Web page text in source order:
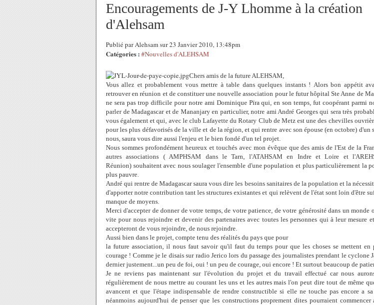
Encouragements de J-Y Lhomme à la création
d'Alehsam
Publié par Alehsam sur 23 Janvier 2010, 13:48pm
Catégories : #Nouvelles d'ALEHSAM
Chers amis de la future ALEHSAM,
Vous allez et probablement vous mettre à table dans quelques instants ! Alors bon appétit
retrouver en réunion et de constituer une nouvelle association pour le futur hôpital Ste Anne de
ne sera pas trop difficile pour notre ami Dominique Pïra qui, en son temps, fut coopérant parmi
parler de Madagascar et de Mananjary en particulier, notre ami André Georges qui sera très
vous également et qui, avec le club Lafayette du Rotary Club de Metz est une des chevilles
pour les plus défavorisés de la ville et de la région, et qui rentre avec son épouse (en octobre) d'un
nous, saura vous dire aussi l'enjeu et le bien fondé d'un tel projet.
Nous sommes profondément heureux et touchés avec mon évêque que des amis de l'Est de la
autres associations ( AMPHSAM dans le Tarn, l'ATAHSAM en Indre et Loire et
Réunion) souhaitent avec nous soulager l'ensemble d'une population et plus particulièrement la
plus pauvre.
André qui rentre de Madagascar saura vous dire les besoins sanitaires de la population et la
d'apporter notre contribution tant les structures existantes et qui relèvent de l'état sont loin d'être
manque de moyens.
Merci d'accepter de donner de votre temps, de votre patience, de votre générosité dans un monde
vite pour nous rejoindre et devenir des partenaires avec toutes les personnes qui à leur mesure
accepteront de vous rejoindre, de nous rejoindre.
Aussi bien dans le projet, compte tenu des réalités du pays que pour
la future association, il nous faut savoir qu'il faut du temps pour que les choses se mettent en
courage ! Comme je le disais sur radio Jerico lors du passage des journalistes prendant le cyclone
dernier justement...un peu de foi, oui ! un peu de courage, oui encore ! Et surtout beaucoup de
Je ne reviens pas maintenant sur l'évolution du projet et du travail effectué car nous
régulièrement de nous mettre au courant les uns et les autres mais l'on peut dire tout de même
avancent et que l'étape indispensable de rendre constructible si elle ne touche pas encore a
néanmoins aujourd'hui de penser que les constructions proprement dites pourraient commencer